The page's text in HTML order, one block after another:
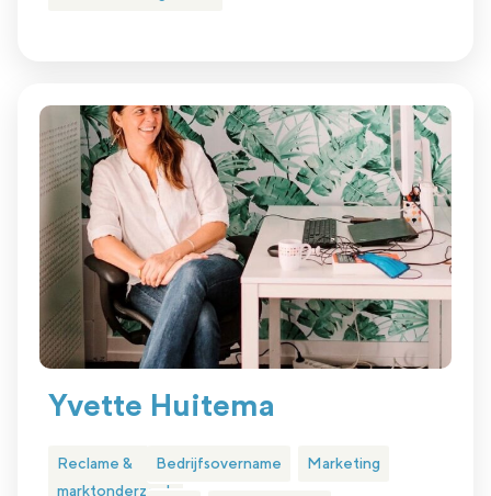
Yvette Huitema
Reclame &
marktonderzoek
Bedrijfsovername Marketing